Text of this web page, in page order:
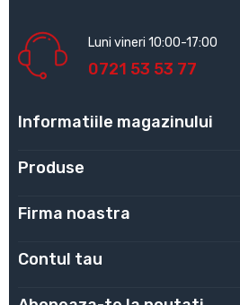
Luni vineri 10:00-17:00
0721 53 53 77
Informatiile magazinului
Produse
Firma noastra
Contul tau